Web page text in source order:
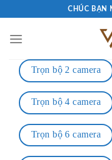
content
CHÚC BẠN
Trọn bộ 2 camera
Trọn bộ 4 camera
Trọn bộ 6 camera